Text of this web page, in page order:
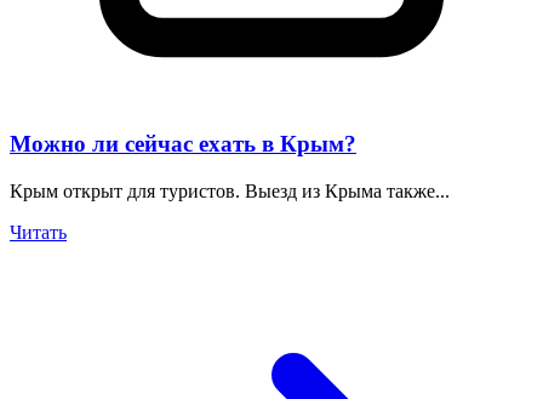
Можно ли сейчас ехать в Крым?
Крым открыт для туристов. Выезд из Крыма также...
Читать